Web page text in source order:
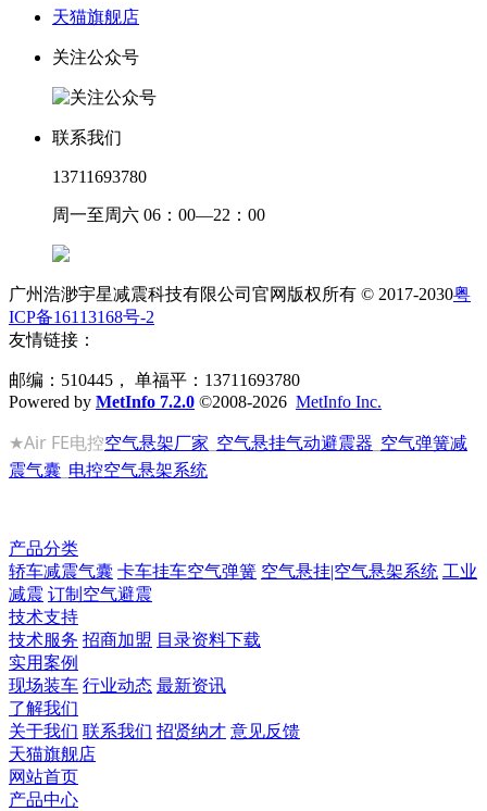
天猫旗舰店
关注公众号
联系我们
13711693780
周一至周六 06：00—22：00
广州浩渺宇星减震科技有限公司官网版权所有 © 2017-2030粤
ICP备16113168号-2
友情链接：
邮编：510445， 单福平：13711693780
Powered by MetInfo 7.2.0 ©2008-2026 MetInfo Inc.
★Air FE电控空气悬架厂家 空气悬挂气动避震器 空气弹簧减
震气囊 电控空气悬架系统
产品分类
轿车减震气囊 卡车挂车空气弹簧 空气悬挂|空气悬架系统 工业
减震 订制空气避震
技术支持
技术服务 招商加盟 目录资料下载
实用案例
现场装车 行业动态 最新资讯
了解我们
关于我们 联系我们 招贤纳才 意见反馈
天猫旗舰店
网站首页
产品中心